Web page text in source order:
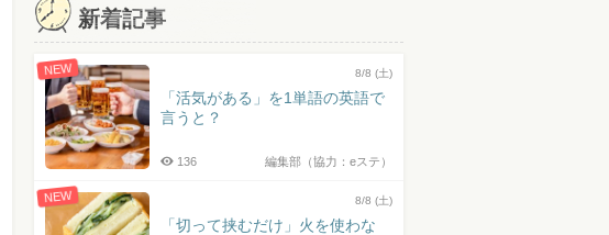
新着記事
NEW 8/8 (土)
「活気がある」を1単語の英語で
言うと？
編集部（協力：eステ）
136
NEW 8/8 (土)
「切って挟むだけ」火を使わな